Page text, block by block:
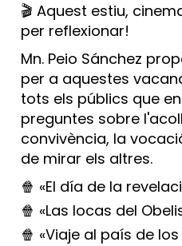
🎬 Aquest estiu,
per reflexionar!
Mn. Peio Sánchez
per a aquestes
tots els públics que
preguntes sobre
convivència, la
de mirar els altres.
🍿 «El día de la
🍿 «Las locas del
🍿 «Viaje al país de